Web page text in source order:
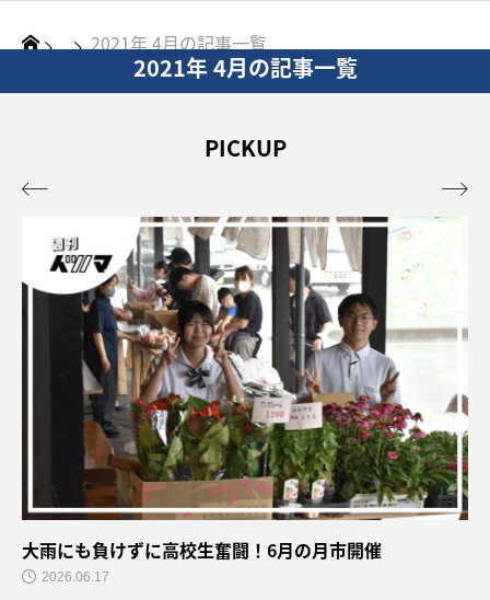
2021年 4月の記事一覧
2021年 4月の記事一覧
PICKUP
大雨にも負けずに高校生奮闘！6月の月市開催
2026.06.17
 